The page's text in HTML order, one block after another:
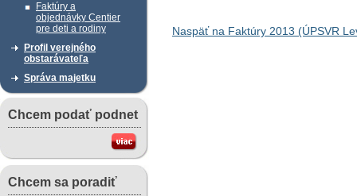
Faktúry a
objednávky Centier
pre deti a rodiny
Profil verejného
obstarávateľa
Správa majetku
Chcem podať podnet
Chcem sa poradiť
Naspäť na Faktúry 2013 (ÚPSVR